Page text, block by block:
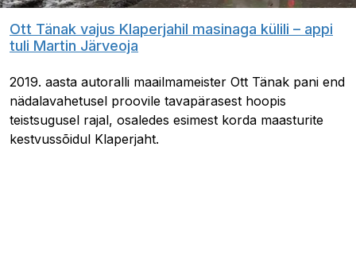
Ott Tänak vajus Klaperjahil masinaga külili – appi
tuli Martin Järveoja
2019. aasta autoralli maailmameister Ott Tänak pani end
nädalavahetusel proovile tavapärasest hoopis
teistsugusel rajal, osaledes esimest korda maasturite
kestvussõidul Klaperjaht.